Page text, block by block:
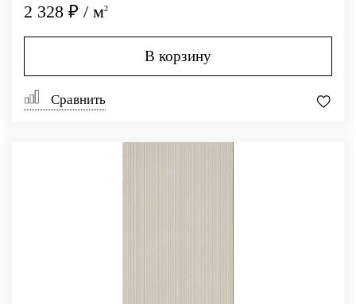
2 328 ₽ / м2
В корзину
Сравнить